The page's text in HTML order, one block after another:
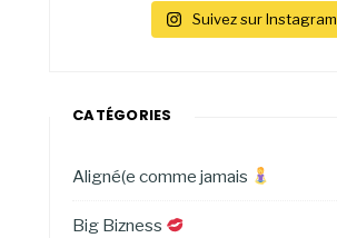
Suivez sur Instagram
CATÉGORIES
Aligné(e comme jamais
Big Bizness